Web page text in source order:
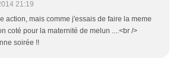
21:19
action, mais comme j'essais de faire la meme
coté pour la maternité de melun ....<br />
soirée !!